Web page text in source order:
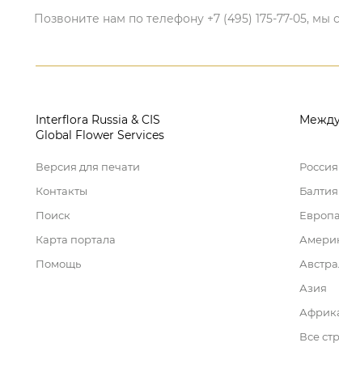
Позвоните нам по телефону +7 (495) 175-77-05,
Interflora Russia & CIS
Global Flower Services
Версия для печати
Контакты
Поиск
Карта портала
Помощь
Россия
Европа
Азия
Все